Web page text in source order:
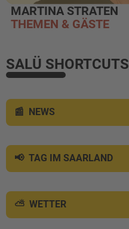
MARTINA STRATEN
THEMEN & GÄSTE
SALÜ SHORTCUTS
NEWS
TAG IM SAARLAND
WETTER